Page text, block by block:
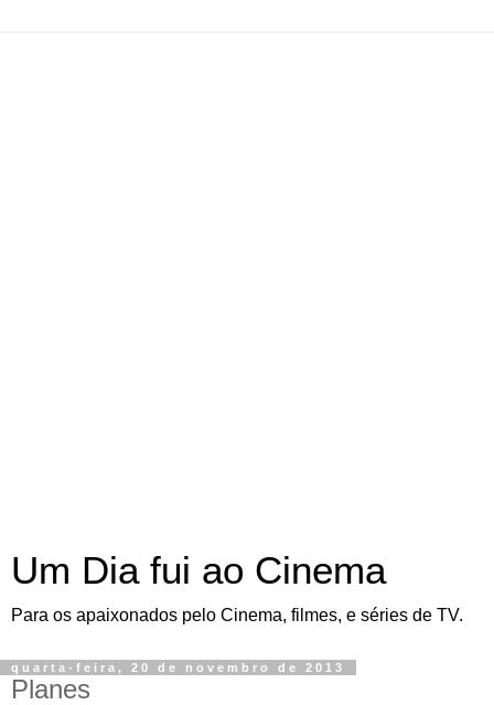
Um Dia fui ao Cinema
Para os apaixonados pelo Cinema, filmes, e séries de TV.
quarta-feira, 20 de novembro de 2013
Planes